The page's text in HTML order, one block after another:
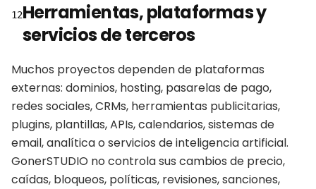
12Herramientas, plataformas y
servicios de terceros
Muchos proyectos dependen de plataformas
externas: dominios, hosting, pasarelas de pago,
redes sociales, CRMs, herramientas publicitarias,
plugins, plantillas, APIs, calendarios, sistemas de
email, analítica o servicios de inteligencia artificial.
GonerSTUDIO no controla sus cambios de precio,
caídas, bloqueos, políticas, revisiones, sanciones,